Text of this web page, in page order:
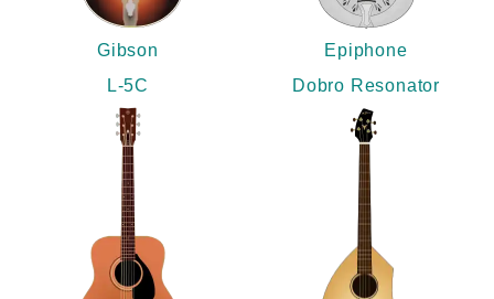
Gibson
L-5C
Epiphone
Dobro Resonator